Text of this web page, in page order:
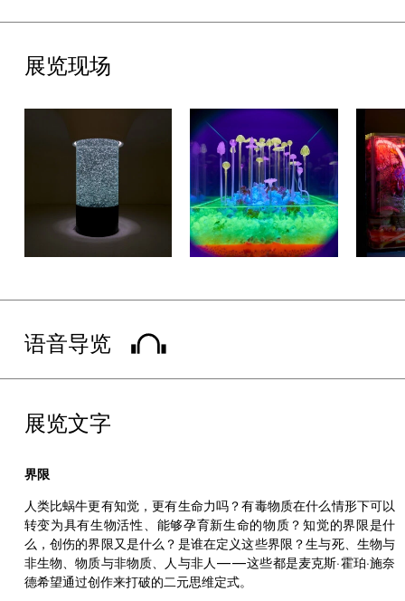
施奈德的创作理念：自然与人工之间界限的模糊。
展览独家环保墙面方案支持由多乐士提供，独家音响设备与技术支
持由真力提供。感谢尤伦斯艺术基金会理事会、UCCA国际委员
会、UCCA青年赞助人、首席战略合作伙伴阿那亚、首席艺读伙伴
DIOR迪奥、联合战略合作伙伴彭博，以及特约战略合作伙伴友邦
保险、巴可、多乐士、真力和Stey长期以来的宝贵支持。
关于艺术家
与圣莫妮卡学院进修了海洋生物学和昆虫学。其个展包括“在地壳
（蒙彼利埃，法国，2022）；哈默博物馆（洛杉矶，加利福尼
Jenny’s画廊（洛杉矶，2018、2014）。他的作品曾在多个机构
尔，韩国，2021）；“液态人生”（基斯特弗斯博物馆，耶夫纳克
尔，挪威，2021）；贝尔格莱德双年展（塞尔维亚，2021）；雷
根项目画廊（洛杉矶，加利福尼亚，2021）；Marc Selwyn Fine
Art画廊（洛杉矶，加利福尼亚，2021）；第十六届伊斯坦布尔双
年展（土耳其，2019）；巴黎现代艺术博物馆（巴黎，法国，
2019）；第十三届波罗的海地区三年展（立陶宛，2018）；
UCCA尤伦斯当代艺术中心（北京，中国，2017）；高线公园
展览现场
语音导览
展览文字
界限
人类比蜗牛更有知觉，更有生命力吗？有毒物质在什么情形下可以
转变为具有生物活性、能够孕育新生命的物质？知觉的界限是什
么，创伤的界限又是什么？是谁在定义这些界限？生与死、生物与
非生物、物质与非物质、人与非人——这些都是麦克斯·霍珀·施奈
德希望通过创作来打破的二元思维定式。